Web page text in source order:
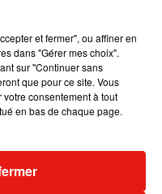
Madonna
Sensation »
et fermer", ou affiner en
dans "Gérer mes choix".
sur "Continuer sans
que pour ce site. Vous
consentement à tout
en bas de chaque page.